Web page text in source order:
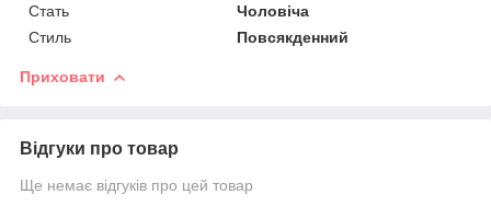
Стать
Чоловіча
Стиль
Повсякденний
Приховати
Відгуки про товар
Ще немає відгуків про цей товар